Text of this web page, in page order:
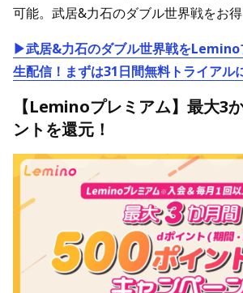
可能。武居&力石のダブル世界戦をお得
▶武居&力石のダブル世界戦をLemino
生配信！まずは31日間無料トライアル
【Leminoプレミアム】最大3
ントを還元！